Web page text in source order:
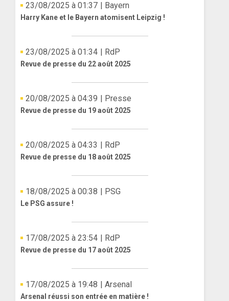
23/08/2025 à 01:37 | Bayern
Harry Kane et le Bayern atomisent Leipzig !
23/08/2025 à 01:34 | RdP
Revue de presse du 22 août 2025
20/08/2025 à 04:39 | Presse
Revue de presse du 19 août 2025
20/08/2025 à 04:33 | RdP
Revue de presse du 18 août 2025
18/08/2025 à 00:38 | PSG
Le PSG assure !
17/08/2025 à 23:54 | RdP
Revue de presse du 17 août 2025
17/08/2025 à 19:48 | Arsenal
Arsenal réussi son entrée en matière !